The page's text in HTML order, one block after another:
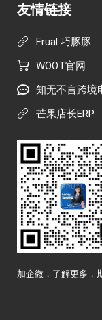
友情链接
Frual 巧豚豚
WOOT官网
知无不言跨境
芒果店长ERP
加企微，了解更多，